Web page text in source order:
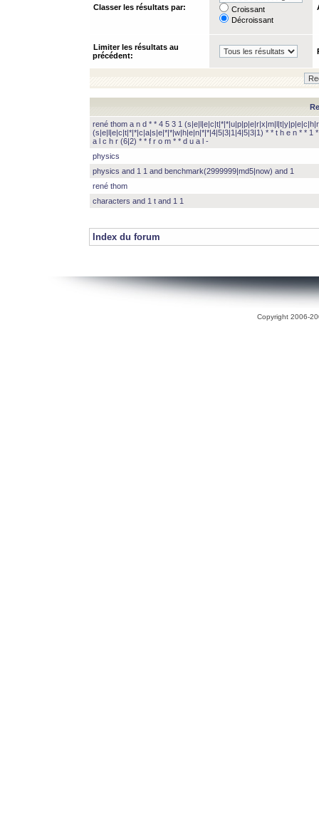
Classer les résultats par:
Croissant
Décroissant
Limiter les résultats au
précédent:
rené thom a n d * * 4 5 3 1
(s|e|l|e|c|t|*|*|c|a|s|e|*|*|w|h|e|n|*|*|4|5|3|1|4|5|3|1) * * t h e n * * 1
a l c h r (6|2) * * f r o m * * d u a l -
physics
physics and 1 1 and benchmark(2999999|md5|now) and 1
rené thom
characters and 1 t and 1 1
Index du forum
Copyright 2006-